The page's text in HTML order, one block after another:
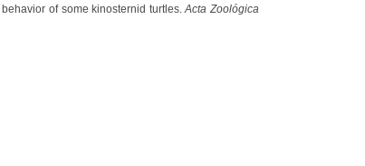
of some kinosternid turtles.Acta Zoológica